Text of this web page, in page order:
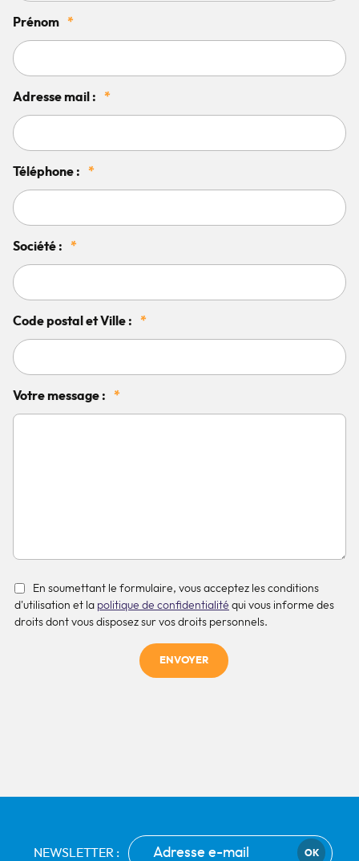
Prénom *
Adresse mail : *
Téléphone : *
Société : *
Code postal et Ville : *
Votre message : *
En soumettant le formulaire, vous acceptez les conditions
d'utilisation et la politique de confidentialité qui vous informe des
droits dont vous disposez sur vos droits personnels.
ENVOYER
NEWSLETTER : OK